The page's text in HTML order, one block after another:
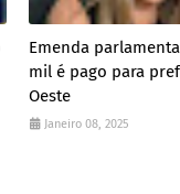
Emenda
mil é pago para
Oeste
Janeiro 08, 2025